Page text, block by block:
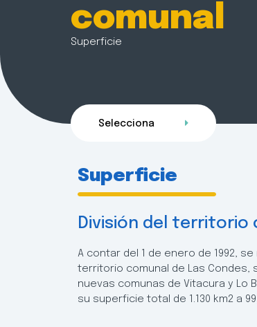
comunal
Superficie
Selecciona
Superficie
División del territorio
A contar del 1 de enero de 1992,
territorio comunal de Las
nuevas comunas de Vitacura y Lo
su superficie total de 1.130 km2 a